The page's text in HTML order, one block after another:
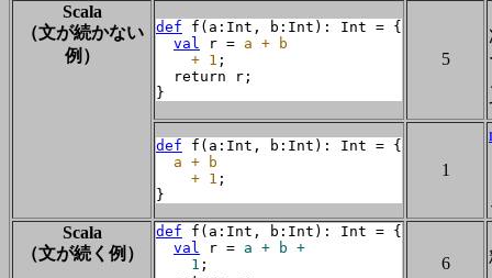
Scala
（文が続かない
例）
def f(a:Int, b:Int): Int = {
val
r = a + b
    + 1
;
  return r;
}
5
def f(a:Int, b:Int): Int = {
a + b
    + 1
;
}
1
Scala
（文が続く例）
def f(a:Int, b:Int): Int = {
val
r = a + b +
    1
;
6